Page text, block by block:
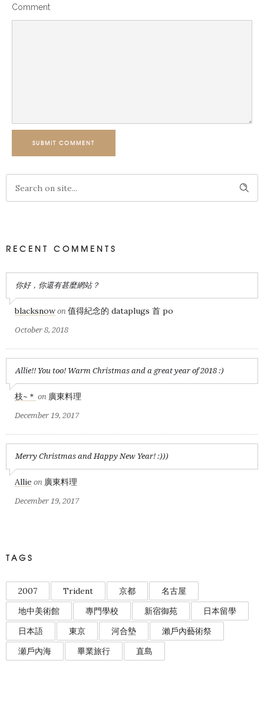
Comment
SUBMIT COMMENT
RECENT COMMENTS
你好，你還有甚麼網站？
blacksnow on 值得紀念的 dataplugs 首 po
October 8, 2018
Allie!! You too! Warm Christmas and a great year of 2018 :)
枝~＊ on 廣東料理
December 19, 2017
Merry Christmas and Happy New Year! :)))
Allie on 廣東料理
December 19, 2017
TAGS
2007 Trident 京都
名古屋
地中美術館
專門學校 新宿御苑
日本留學
日本語
東京 河合墊
瀨戶內藝術祭
瀬戶內海
畢業旅行 直島